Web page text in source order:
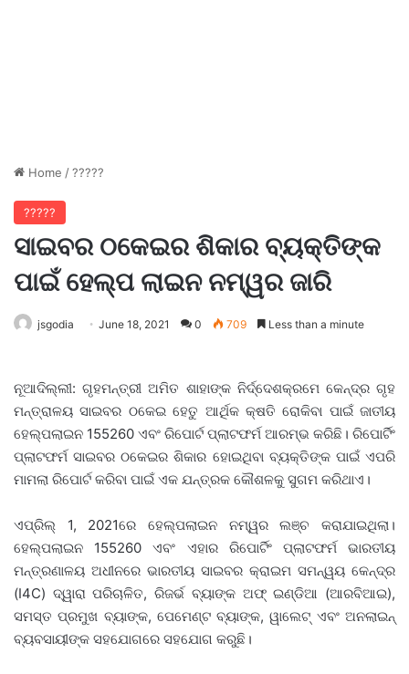
Home /?????
?????
ସାଇବର ଠକେଇର ଶିକାର ବ୍ୟକ୍ତିଙ୍କ
ପାଇଁ ହେଲ୍ପ ଲାଇନ ନମ୍ୱର ଜାରି
jsgodia June 18, 2021 0 709 Less than a minute
ନୂଆଦିଲ୍ଲୀ: ଗୃହମନ୍ତ୍ରୀ ଅମିତ ଶାହାଙ୍କ ନିର୍ଦ୍ଦେଶକ୍ରମେ କେନ୍ଦ୍ର ଗୃହ
ମନ୍ତ୍ରାଳୟ ସାଇବର ଠକେଇ ହେତୁ ଆର୍ଥିକ କ୍ଷତି ରୋକିବା ପାଇଁ ଜାତୀୟ
ହେଲ୍ପଲାଇନ 155260 ଏବଂ ରିପୋର୍ଟ ପ୍ଲାଟଫର୍ମ ଆରମ୍ଭ କରିଛି। ରିପୋର୍ଟିଂ
ପ୍ଲାଟଫର୍ମ ସାଇବର ଠକେଇର ଶିକାର ହୋଇଥିବା ବ୍ୟକ୍ତିଙ୍କ ପାଇଁ ଏପରି
ମାମଲା ରିପୋର୍ଟ କରିବା ପାଇଁ ଏକ ଯନ୍ତ୍ରକ କୌଶଳକୁ ସୁଗମ କରିଥାଏ।
ଏପ୍ରିଲ୍ 1, 2021ରେ ହେଲ୍ପଲାଇନ ନମ୍ୱର ଲଞ୍ଚ କରାଯାଇଥିଲା।
ହେଲ୍ପଲାଇନ 155260 ଏବଂ ଏହାର ରିପୋର୍ଟିଂ ପ୍ଲାଟଫର୍ମ ଭାରତୀୟ
ମନ୍ତ୍ରଣାଳୟ ଅଧୀନରେ ଭାରତୀୟ ସାଇବର କ୍ରାଇମ ସମନ୍ୱୟ କେନ୍ଦ୍ର
(I4C) ଦ୍ୱାରା ପରିଚାଳିତ, ରିଜର୍ଭ ବ୍ୟାଙ୍କ ଅଫ୍ ଇଣ୍ଡିଆ (ଆରବିଆଇ),
ସମସ୍ତ ପ୍ରମୁଖ ବ୍ୟାଙ୍କ, ପେମେଣ୍ଟ ବ୍ୟାଙ୍କ, ୱାଲେଟ୍ ଏବଂ ଅନଲାଇନ୍
ବ୍ୟବସାୟୀଙ୍କ ସହଯୋଗରେ ସହଯୋଗ କରୁଛି।